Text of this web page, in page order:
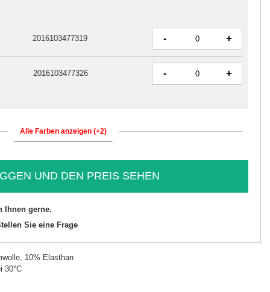
2016103477319 - +
2016103477326 - +
Alle Farben anzeigen (+2)
UND DEN PREIS SEHEN
Ihnen gerne.
Sie eine Frage
10% Elasthan
30°C